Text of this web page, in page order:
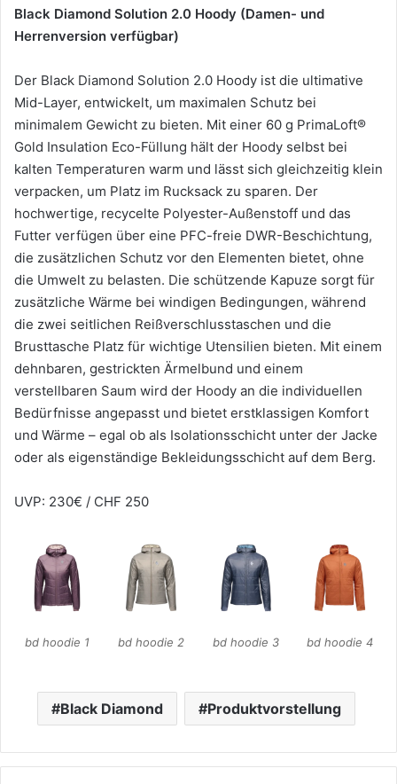
Black Diamond Solution 2.0 Hoody (Damen- und
Herrenversion verfügbar)
Der Black Diamond Solution 2.0 Hoody ist die ultimative
Mid-Layer, entwickelt, um maximalen Schutz bei
minimalem Gewicht zu bieten. Mit einer 60 g PrimaLoft®
Gold Insulation Eco-Füllung hält der Hoody selbst bei
kalten Temperaturen warm und lässt sich gleichzeitig klein
verpacken, um Platz im Rucksack zu sparen. Der
hochwertige, recycelte Polyester-Außenstoff und das
Futter verfügen über eine PFC-freie DWR-Beschichtung,
die zusätzlichen Schutz vor den Elementen bietet, ohne
die Umwelt zu belasten. Die schützende Kapuze sorgt für
zusätzliche Wärme bei windigen Bedingungen, während
die zwei seitlichen Reißverschlusstaschen und die
Brusttasche Platz für wichtige Utensilien bieten. Mit einem
dehnbaren, gestrickten Ärmelbund und einem
verstellbaren Saum wird der Hoody an die individuellen
Bedürfnisse angepasst und bietet erstklassigen Komfort
und Wärme – egal ob als Isolationsschicht unter der Jacke
oder als eigenständige Bekleidungsschicht auf dem Berg.
UVP: 230€ / CHF 250
bd hoodie 1 bd hoodie 2 bd hoodie 3 bd hoodie 4
Black Diamond Produktvorstellung